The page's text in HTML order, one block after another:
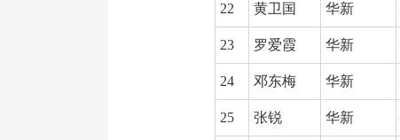
22 黄卫国 华新
23 罗爱霞 华新
24 邓东梅 华新
25 张锐 华新